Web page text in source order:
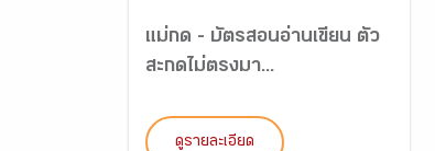
แม่กด - บัตรสอนอ่านเขียน ตัว
สะกดไม่ตรงมา...
ดูรายละเอียด